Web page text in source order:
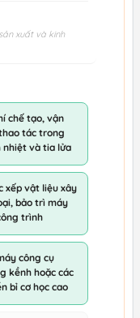
xuất và kinh
chế tạo, vận
tác trong
nhiệt và tia lửa
xếp vật liệu xây
bảo trì máy
trình
công cụ
kềnh hoặc các
bỉ cơ học cao